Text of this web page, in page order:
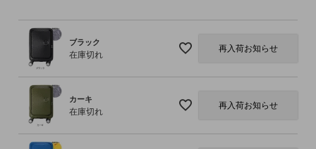
ブラック
在庫切れ
再入荷お知らせ
カーキ
在庫切れ
再入荷お知らせ